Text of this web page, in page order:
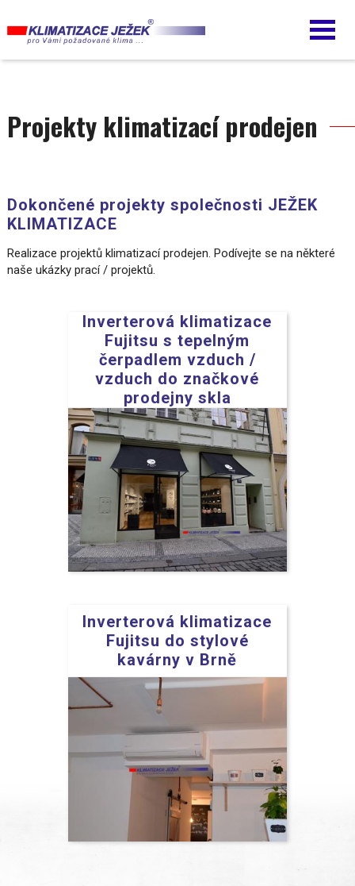
hlavnímu
obsahu
Projekty klimatizací prodejen
Dokončené projekty společnosti JEŽEK
KLIMATIZACE
Realizace projektů klimatizací prodejen. Podívejte se na některé
naše ukázky prací / projektů.
Inverterová klimatizace
Fujitsu s tepelným
čerpadlem vzduch /
vzduch do značkové
prodejny skla
Inverterová klimatizace
Fujitsu do stylové
kavárny v Brně